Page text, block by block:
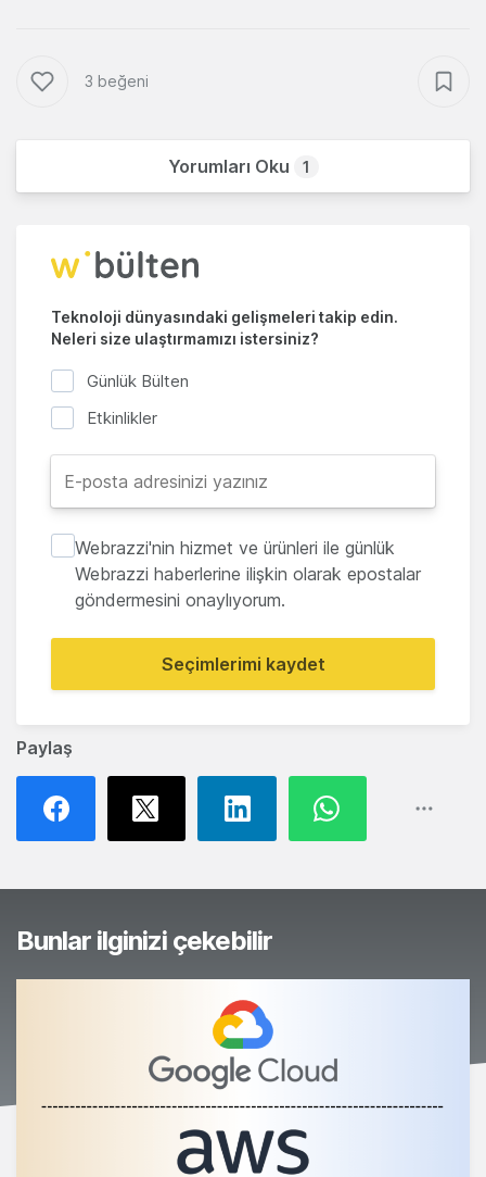
Paylaş
3 beğeni
Yorumları Oku 1
Teknoloji dünyasındaki gelişmeleri takip edin.
Neleri size ulaştırmamızı istersiniz?
Günlük Bülten
Etkinlikler
Webrazzi'nin hizmet ve ürünleri ile günlük
Webrazzi haberlerine ilişkin olarak epostalar
göndermesini onaylıyorum.
Seçimlerimi kaydet
Bunlar ilginizi çekebilir